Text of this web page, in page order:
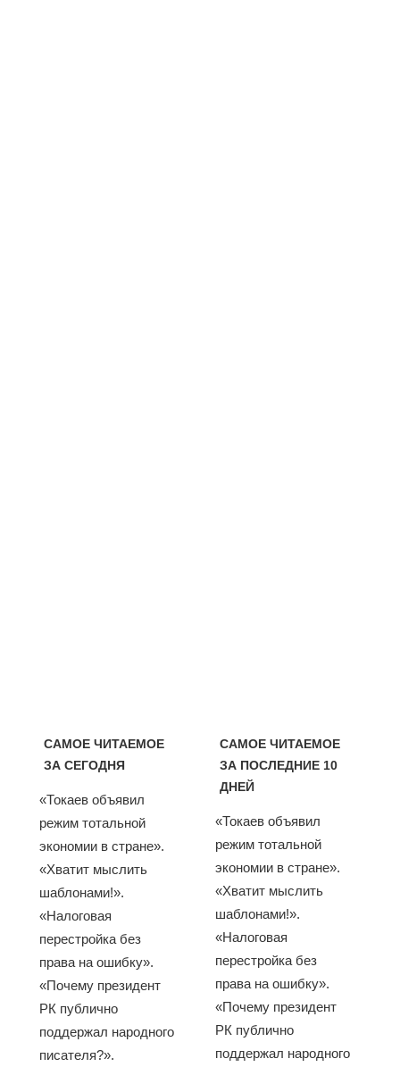
САМОЕ ЧИТАЕМОЕ
ЗА СЕГОДНЯ
«Токаев объявил
режим тотальной
экономии в стране».
«Хватит мыслить
шаблонами!».
«Налоговая
перестройка без
права на ошибку».
«Почему президент
РК публично
поддержал народного
писателя?».
САМОЕ ЧИТАЕМОЕ
ЗА ПОСЛЕДНИЕ 10
ДНЕЙ
«Токаев объявил
режим тотальной
экономии в стране».
«Хватит мыслить
шаблонами!».
«Налоговая
перестройка без
права на ошибку».
«Почему президент
РК публично
поддержал народного